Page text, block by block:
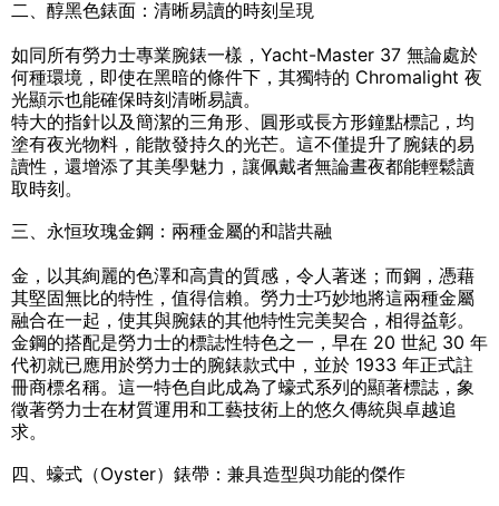
二、醇黑色錶面：清晰易讀的時刻呈現
如同所有勞力士專業腕錶一樣，Yacht-Master 37 無論處於
何種環境，即使在黑暗的條件下，其獨特的 Chromalight 夜
光顯示也能確保時刻清晰易讀。
特大的指針以及簡潔的三角形、圓形或長方形鐘點標記，均
塗有夜光物料，能散發持久的光芒。這不僅提升了腕錶的易
讀性，還增添了其美學魅力，讓佩戴者無論晝夜都能輕鬆讀
取時刻。
三、永恒玫瑰金鋼：兩種金屬的和諧共融
金，以其絢麗的色澤和高貴的質感，令人著迷；而鋼，憑藉
其堅固無比的特性，值得信賴。勞力士巧妙地將這兩種金屬
融合在一起，使其與腕錶的其他特性完美契合，相得益彰。
金鋼的搭配是勞力士的標誌性特色之一，早在 20 世紀 30 年
代初就已應用於勞力士的腕錶款式中，並於 1933 年正式註
冊商標名稱。這一特色自此成為了蠔式系列的顯著標誌，象
徵著勞力士在材質運用和工藝技術上的悠久傳統與卓越追
求。
四、蠔式（Oyster）錶帶：兼具造型與功能的傑作